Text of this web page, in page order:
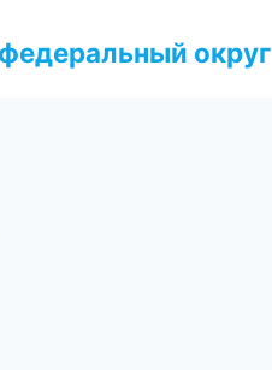
округ